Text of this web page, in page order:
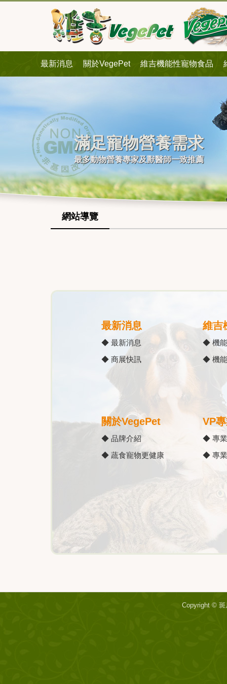
最新消息 關於VegePet 維吉機能性寵物食品
滿足寵物營養需求
最多動物營養專家及獸醫師一致推薦
網站導覽
最新消息
◆ 最新消息
◆ 商展快訊
維吉
◆ 機
◆ 機
關於VegePet
◆ 品牌介紹
◆ 蔬食寵物更健康
VP
◆ 專
◆ 專
Copyright ©